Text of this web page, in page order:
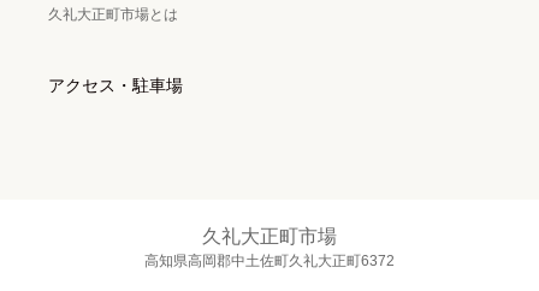
久礼大正町市場とは
アクセス・駐車場
久礼大正町市場
高知県高岡郡中土佐町久礼大正町6372